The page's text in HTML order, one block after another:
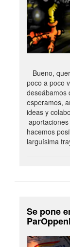
Bueno,
poco a poco
deseábamos
esperamos,
ideas y
hacemos
larguísima
Se pone